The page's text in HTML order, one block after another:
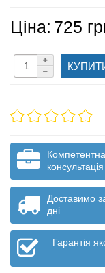
Ціна: 725
Компетентна
консультація
Доставимо
дні
Гарантія